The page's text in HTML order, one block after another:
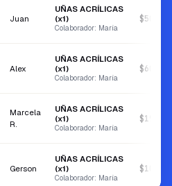
Juan
UÑAS ACRÍLICAS
(x1)
Colaborador: María
Alex
UÑAS ACRÍLICAS
(x1)
Colaborador: María
Marcela
R.
UÑAS ACRÍLICAS
(x1)
Colaborador: María
Gerson
UÑAS ACRÍLICAS
(x1)
Colaborador: María